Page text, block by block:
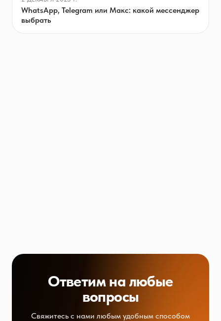
WhatsApp, Telegram или Макс: какой мессенджер
выбрать
Ответим на любые
вопросы
Свяжитесь с нами любым удобным способом